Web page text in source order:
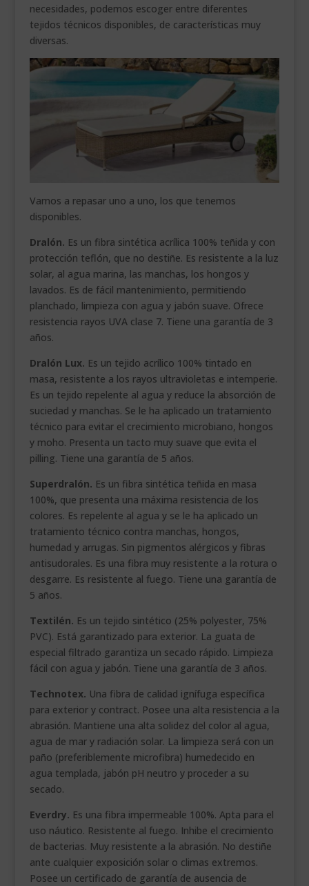
necesidades, podemos escoger entre diferentes
tejidos técnicos disponibles, de características muy
diversas.
Vamos a repasar uno a uno, los que tenemos
disponibles.
Dralón. Es un fibra sintética acrílica 100% teñida y con
protección teflón, que no destiñe. Es resistente a la luz
solar, al agua marina, las manchas, los hongos y
lavados. Es de fácil mantenimiento, permitiendo
planchado, limpieza con agua y jabón suave. Ofrece
resistencia rayos UVA clase 7. Tiene una garantía de 3
años.
Dralón Lux. Es un tejido acrílico 100% tintado en
masa, resistente a los rayos ultravioletas e intemperie.
Es un tejido repelente al agua y reduce la absorción de
suciedad y manchas. Se le ha aplicado un tratamiento
técnico para evitar el crecimiento microbiano, hongos
y moho. Presenta un tacto muy suave que evita el
pilling. Tiene una garantía de 5 años.
Superdralón. Es un fibra sintética teñida en masa
100%, que presenta una máxima resistencia de los
colores. Es repelente al agua y se le ha aplicado un
tratamiento técnico contra manchas, hongos,
humedad y arrugas. Sin pigmentos alérgicos y fibras
antisudorales. Es una fibra muy resistente a la rotura o
desgarre. Es resistente al fuego. Tiene una garantía de
5 años.
Textilén. Es un tejido sintético (25% polyester, 75%
PVC). Está garantizado para exterior. La guata de
especial filtrado garantiza un secado rápido. Limpieza
fácil con agua y jabón. Tiene una garantía de 3 años.
Technotex. Una fibra de calidad ignífuga específica
para exterior y contract. Posee una alta resistencia a la
abrasión. Mantiene una alta solidez del color al agua,
agua de mar y radiación solar. La limpieza será con un
paño (preferiblemente microfibra) humedecido en
agua templada, jabón pH neutro y proceder a su
secado.
Everdry. Es una fibra impermeable 100%. Apta para el
uso náutico. Resistente al fuego. Inhibe el crecimiento
de bacterias. Muy resistente a la abrasión. No destiñe
ante cualquier exposición solar o climas extremos.
Posee un certificado de garantía de ausencia de